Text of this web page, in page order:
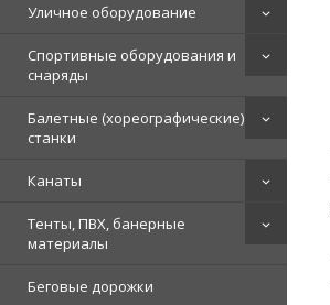
Уличное оборудование
Спортивные оборудования и
снаряды
Балетные (хореографические)
станки
Канаты
Тенты, ПВХ, банерные
материалы
Беговые дорожки